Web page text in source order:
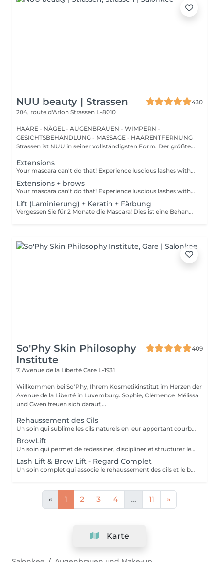
NUU beauty | Strassen
430
204, route d'Arlon Strassen L-8010
HAARE - NÄGEL - AUGENBRAUEN - WIMPERN -
GESICHTSBEHANDLUNG - MASSAGE - HAARENTFERNUNG
Strassen ist NUU in seiner vollständigsten Form. Der größte
Extensions
Your mascara can't do that! Experience luscious lashes with our professional lash extensions. Each artificial lash is expertly applied to your natural lashes, creating a fuller, longer, and darker look. Volume options: choose from 1D to 5D for the perfect fullness. Personalised choices: discuss your preferences for curves and colours with our expert. What to expect: - eye area is cleaned - tape and patches are applied to protect the skin - extensions are applied to your natural lashes - lashes are dried for a secure hold - tape and patches are removed Age restrictions: recommended to do from 16 years. Post procedure recommendations: do not wash eyelashes 24 hours after the procedure. Frequency: once in 3-4 weeks.
Extensions + brows
Your mascara can't do that! Experience luscious lashes with our professional lash extensions. Each artificial lash is expertly applied to your natural lashes, creating a fuller, longer, and darker look. Volume options: choose from 1D to 5D for the perfect fullness. Personalised choices: discuss your preferences for curves and colours with our expert. What to expect: - eye area is cleaned - tape and patches are applied to protect the skin - extensions are applied to your natural lashes - lashes are dried for a secure hold - tape and patches are removed Age restrictions: recommended to do from 16 years. Post procedure recommendations: do not wash eyelashes 24 hours after the procedure. Frequency: once in 3-4 weeks.
Lift (Laminierung) + Keratin + Färbung
Vergessen Sie für 2 Monate die Mascara! Dies ist eine Behandlung, bei der Ihre natürlichen Wimpern angehoben und gekräuselt werden, um sie länger aussehen zu lassen und ihnen eine attraktive Form zu verleihen, die Ihre Augen öffnet. Wie wird die Wimpernlaminierung durchgeführt? - Wimpern werden gewaschen - Augenpads werden platziert - Silikonstäbchen werden platziert - Permanentlösung wird aufgetragen - Liftinglösung verbleibt etwa 15 Minuten auf den Wimpern - Neutralisierungslösung wird aufgetragen, um die Disulfid-Wimpernbindungen wiederherzustellen - Henna oder Farbe wird aufgetragen - Keratin (Serum wird aufgetragen, um die Wimpern hydratisiert und gesund zu halten) - Silikonstäbchen werden entfernt Altersbeschränkungen: empfohlenes Mindestalter ab 14 Jahren. Empfehlungen nach dem Eingriff: die Wimpern 24 Stunden nach dem Eingriff nicht waschen. Frequenz: einmal in 8 Wochen.
So'Phy Skin Philosophy
Institute
409
7, Avenue de la Liberté Gare L-1931
Willkommen bei So'Phy, Ihrem Kosmetikinstitut im Herzen der
Avenue de la Liberté in Luxemburg. Sophie, Clémence, Mélissa
und Gwen freuen sich darauf,...
Rehaussement des Cils
Un soin qui sublime les cils naturels en leur apportant courbure, longueur visuelle et ouverture du regard. Le rehaussement agit dès la racine pour lifter les cils et créer un effet naturel, élégant et durable, sans recours aux extensions. Le regard paraît plus ouvert, les cils plus longs et parfaitement définis. Une teinture peut être ajoutée en option pour intensifier le résultat et apporter davantage de profondeur au regard. Le résultat est visible pendant plusieurs semaines, pour un regard frais et réveillé au quotidien.
BrowLift
Un soin qui permet de redessiner, discipliner et structurer les sourcils pour un résultat net, harmonieux et naturellement sublimé. Le brow lift vient repositionner les poils afin de donner un effet plus fourni, mieux défini et parfaitement maîtrisé. Une teinture est incluse afin d'intensifier la couleur et d'apporter plus de profondeur au regard, tout en conservant un rendu naturel et élégant. Les sourcils sont restructurés, le regard est encadré et les traits du visage sont mis en valeur au quotidien.
Lash Lift & Brow Lift - Regard Complet
Un soin complet qui associe le rehaussement des cils et le brow lift pour sublimer l’ensemble du regard. Les cils sont liftés dès la racine pour apporter longueur visuelle et ouverture du regard, tandis que les sourcils sont restructurés, disciplinés et redessinés pour un résultat net et harmonieux. Le regard est intensifié, mieux encadré et naturellement mis en valeur. Une solution idéale pour un effet soigné, élégant et durable, sans maquillage au quotidien.
« 1 2 3 4 ... 11 »
Karte